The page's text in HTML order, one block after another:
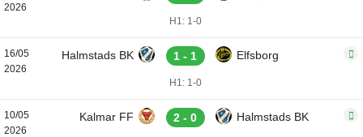
2026
H1: 1-0
16/05
2026
Halmstads BK 1 - 1 Elfsborg
H1: 1-0
10/05
2026
Kalmar FF 2 - 0 Halmstads BK